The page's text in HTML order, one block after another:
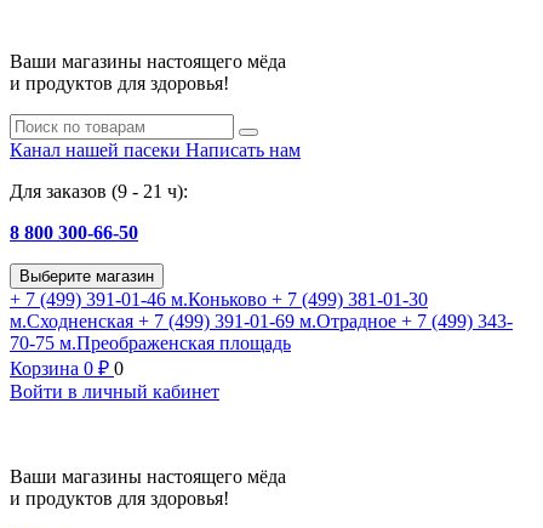
Ваши магазины настоящего мёда
и продуктов для здоровья!
Канал нашей пасеки Написать нам
Для заказов (9 - 21 ч):
8 800 300-66-50
Выберите магазин
+ 7 (499) 391-01-46 м.Коньково + 7 (499) 381-01-30
м.Сходненская + 7 (499) 391-01-69 м.Отрадное + 7 (499) 343-
70-75 м.Преображенская площадь
Корзина 0 ₽ 0
Войти в личный кабинет
Ваши магазины настоящего мёда
и продуктов для здоровья!